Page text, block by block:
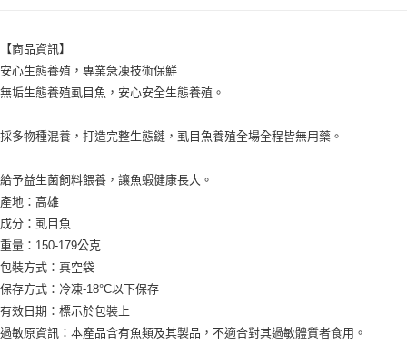
1.本服務由台灣大哥大提供，台灣大哥大用戶可立即使用無須另外申請。
2.付款方式選擇「大哥付你分期」，訂單成立後會自動跳轉到大哥付的交易
流程，驗證手機門號後，選擇欲分期的期數、繳款截止日，確認付款後即完
成交易。
消。如遇「轉專審核」未通過狀況，表示未達大哥付你分期系統評分，恕無
【繳款方式說明】
1.分期款項不併入電信帳單，「大哥付你分期」於每月結算日後寄送繳費提
醒簡訊。
2.透過簡訊連結打開帳單後，可選擇「超商條碼／台灣大直營門市／銀行轉
帳／街口支付／iPASS MONEY」等通路繳費。
【注意事項】
1.本服務係由「台灣大哥大股份有限公司」（以下簡稱本公司）所提供，讓
用戶於交易時，得透過本服務購買商品或服務，並由商店將買賣／分期付款
買賣價金債權讓與本公司後，依約使用本公司帳單繳交帳款。
2.基於同意付款使用「大哥付你分期」之契約關係目的，商店將以您的個人
AFTEE先享後付是「在收到商品之後才付款」的支付方式。 讓您購物簡單
１．簡單：不需註冊會員、不需綁卡、不需儲值。
【「AFTEE先享後付」結帳流程】
結帳頁面，進行簡訊認證並確認金額後，即可完成結帳。
２．訂單成立數日內，您將收到繳費通知簡訊。
３．收到繳費通知簡訊後14天內，點擊此簡訊中的連結，可透過四大超商／
※ 請注意：結帳手續完成當下不需立刻繳費，但若您需要取消訂單，請聯絡
購買商品的店家。未經商家同意取消之訂單仍視為有效，需透過AFTEE先享
後付繳納相關費用。
ATM付款
運送方式
每筆NT$250，滿NT$2,000(含以上)免運費
一夫水產-冷凍宅配
每筆NT$250，滿NT$1,800(含以上)免運費
【商品資訊】
安心生態養殖，專業急凍技術保鮮
無垢生態養殖虱目魚，安心安全生態養殖。
採多物種混養，打造完整生態鏈，虱目魚養殖全場全程皆無用藥。
給予益生菌飼料餵養，讓魚蝦健康長大。
產地：高雄
成分：虱目魚
重量：150-179公克
包裝方式：真空袋
保存方式：冷凍-18°C以下保存
有效日期：標示於包裝上
過敏原資訊：本產品含有魚類及其製品，不適合對其過敏體質者食用。